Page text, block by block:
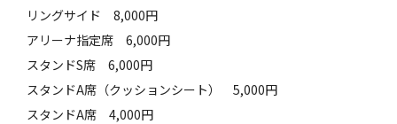
リングサイド 8,000円
アリーナ指定席 6,000円
スタンドS席 6,000円
スタンドA席（クッションシート） 5,000円
スタンドA席 4,000円